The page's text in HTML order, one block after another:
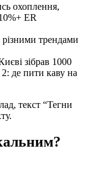
охоплення,
ER
різними трендами
зібрав 1000
де пити каву на
текст “Тегни